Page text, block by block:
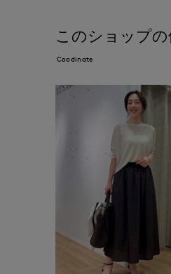
このショップ
Coodinate